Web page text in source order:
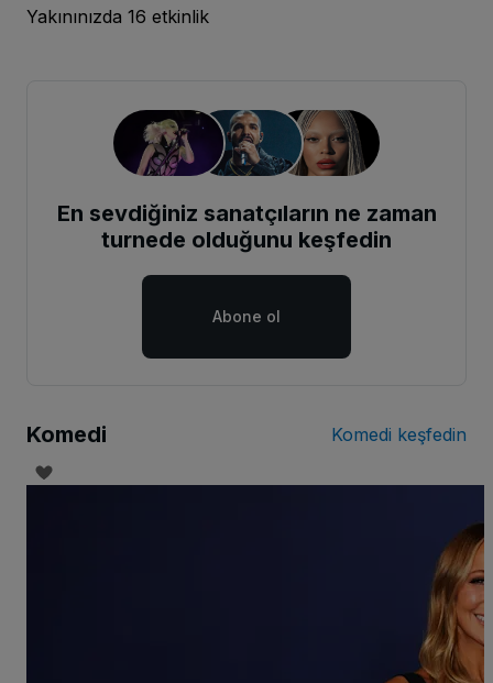
Yakınınızda 16 etkinlik
En sevdiğiniz sanatçıların ne zaman
turnede olduğunu keşfedin
Abone ol
Komedi Komedi keşfedin